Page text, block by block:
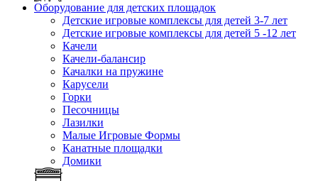
Оборудование для детских площадок
Детские игровые комплексы для детей 3-7 лет
Детские игровые комплексы для детей 5 -12 лет
Качели
Качели-балансир
Качалки на пружине
Карусели
Горки
Песочницы
Лазилки
Малые Игровые Формы
Канатные площадки
Домики